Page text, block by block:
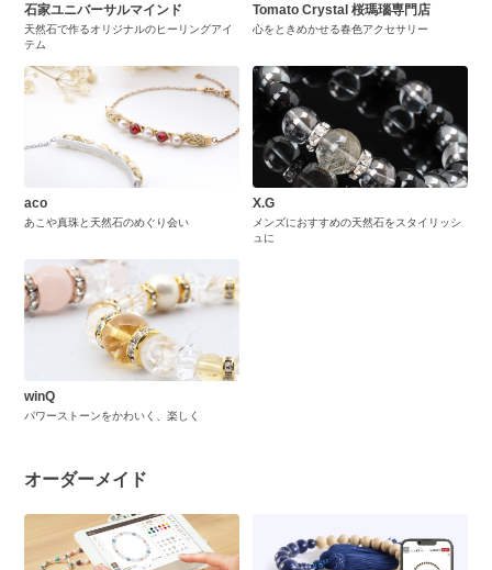
石家ユニバーサルマインド
天然石で作るオリジナルのヒーリングアイ
テム
Tomato Crystal 桜瑪瑙専門店
心をときめかせる春色アクセサリー
aco
あこや真珠と天然石のめぐり会い
X.G
メンズにおすすめの天然石をスタイリッシ
ュに
winQ
パワーストーンをかわいく、楽しく
オーダーメイド